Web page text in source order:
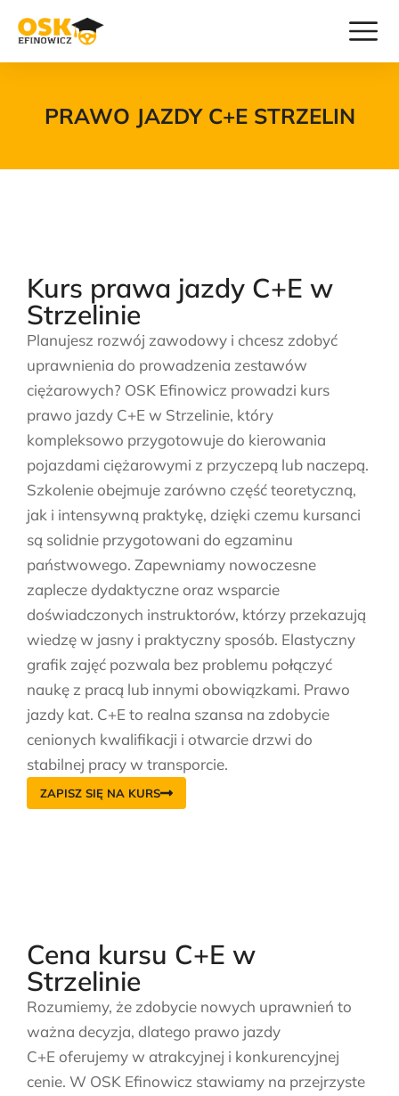
PRAWO JAZDY C+E STRZELIN
Kurs prawa jazdy C+E w
Strzelinie
Planujesz rozwój zawodowy i chcesz zdobyć
uprawnienia do prowadzenia zestawów
ciężarowych? OSK Efinowicz prowadzi kurs
prawo jazdy C+E w Strzelinie, który
kompleksowo przygotowuje do kierowania
pojazdami ciężarowymi z przyczepą lub naczepą.
Szkolenie obejmuje zarówno część teoretyczną,
jak i intensywną praktykę, dzięki czemu kursanci
są solidnie przygotowani do egzaminu
państwowego. Zapewniamy nowoczesne
zaplecze dydaktyczne oraz wsparcie
doświadczonych instruktorów, którzy przekazują
wiedzę w jasny i praktyczny sposób. Elastyczny
grafik zajęć pozwala bez problemu połączyć
naukę z pracą lub innymi obowiązkami. Prawo
jazdy kat. C+E to realna szansa na zdobycie
cenionych kwalifikacji i otwarcie drzwi do
stabilnej pracy w transporcie.
ZAPISZ SIĘ NA KURS
Cena kursu C+E w
Strzelinie
Rozumiemy, że zdobycie nowych uprawnień to
ważna decyzja, dlatego prawo jazdy
C+E oferujemy w atrakcyjnej i konkurencyjnej
cenie. W OSK Efinowicz stawiamy na przejrzyste